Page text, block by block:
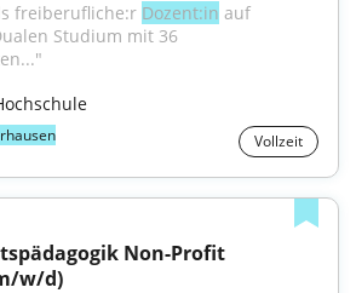
freiberufliche:r Dozent:in auf
Studium mit 36
Vollzeit
Non-Profit
w/d)